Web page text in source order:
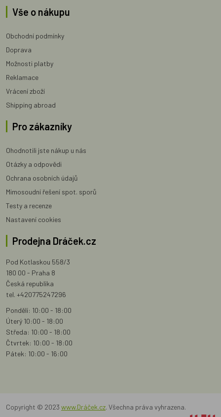
Vše o nákupu
Obchodní podmínky
Doprava
Možnosti platby
Reklamace
Vrácení zboží
Shipping abroad
Pro zákazníky
Ohodnotili jste nákup u nás
Otázky a odpovědi
Ochrana osobních údajů
Mimosoudní řešení spot. sporů
Testy a recenze
Nastavení cookies
Prodejna Dráček.cz
Pod Kotlaskou 558/3
180 00 - Praha 8
Česká republika
tel. +420775247296
Pondělí: 10:00 - 18:00
Úterý 10:00 - 18:00
Středa: 10:00 - 18:00
Čtvrtek: 10:00 - 18:00
Pátek: 10:00 - 16:00
Copyright © 2023 www.Dráček.cz. Všechna práva vyhrazena.